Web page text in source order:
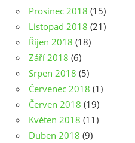
Prosinec 2018 (15)
Listopad 2018 (21)
Říjen 2018 (18)
Září 2018 (6)
Srpen 2018 (5)
Červenec 2018 (1)
Červen 2018 (19)
Květen 2018 (11)
Duben 2018 (9)